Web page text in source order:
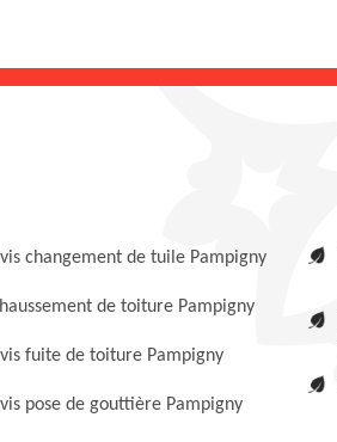
changement de tuile Pampigny
de toiture Pampigny
fuite de toiture Pampigny
pose de gouttière Pampigny